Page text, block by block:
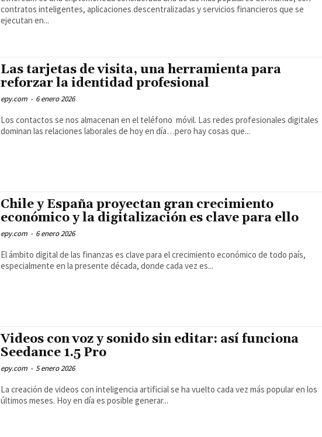
contratos inteligentes, aplicaciones descentralizadas y servicios financieros que se
ejecutan en...
Las tarjetas de visita, una herramienta para
reforzar la identidad profesional
epy.com - 6 enero 2026
Los contactos se nos almacenan en el teléfono móvil. Las redes profesionales digitales
dominan las relaciones laborales de hoy en día…pero hay cosas que...
Chile y España proyectan gran crecimiento
económico y la digitalización es clave para ello
epy.com - 6 enero 2026
El ámbito digital de las finanzas es clave para el crecimiento económico de todo país,
especialmente en la presente década, donde cada vez es...
Videos con voz y sonido sin editar: así funciona
Seedance 1.5 Pro
epy.com - 5 enero 2026
La creación de videos con inteligencia artificial se ha vuelto cada vez más popular en los
últimos meses. Hoy en día es posible generar...